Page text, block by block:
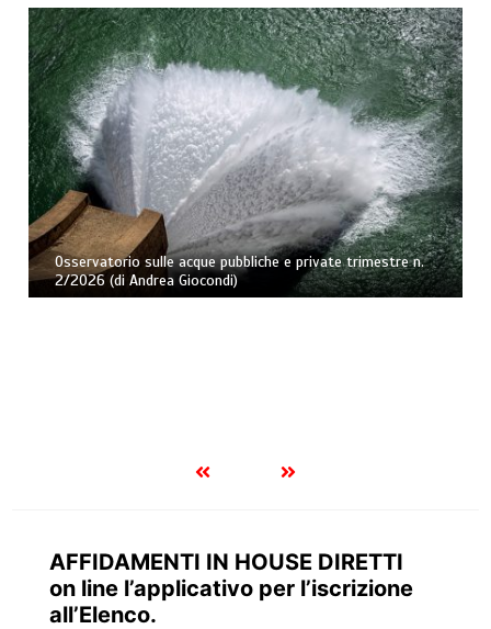
Osservatorio sulle acque pubbliche e private trimestre n.
2/2026 (di Andrea Giocondi)
AFFIDAMENTI IN HOUSE DIRETTI
on line l’applicativo per l’iscrizione
all’Elenco.